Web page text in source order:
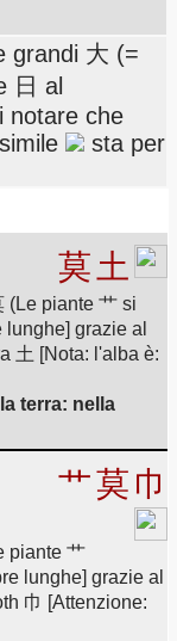
grandi 大 (=
日 al
notare che
sta per
莫 土
(Le piante 艹 si
grazie al
土 [Nota: l'alba è:
terra: nella
艹莫 巾
piante 艹
lunghe] grazie al
巾 [Attenzione: